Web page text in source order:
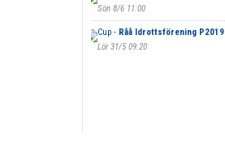
Sön 8/6 11:00
Cup - Råå Idrottsförening P2019
Lör 31/5 09:20